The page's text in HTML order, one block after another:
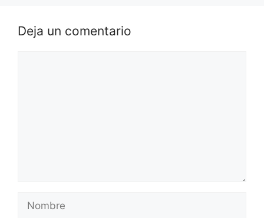
Deja un comentario
Nombre